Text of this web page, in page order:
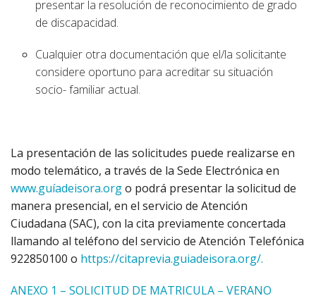
presentar la resolución de reconocimiento de grado
de discapacidad.
Cualquier otra documentación que el/la solicitante
considere oportuno para acreditar su situación
socio- familiar actual.
La presentación de las solicitudes puede realizarse en
modo telemático, a través de la Sede Electrónica en
www.guíadeisora.orgo podrá presentar la solicitud de
manera presencial, en el servicio de Atención
Ciudadana (SAC), con la cita previamente concertada
llamando al teléfono del servicio de Atención Telefónica
922850100 o https://citaprevia.guiadeisora.org/.
ANEXO 1 – SOLICITUD DE MATRICULA – VERANO